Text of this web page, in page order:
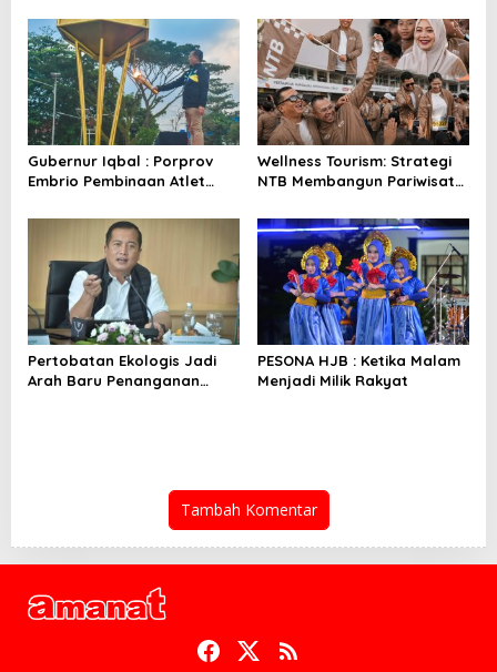
Halaman Bumi Gora
Gubernur Iqbal : Porprov
Embrio Pembinaan Atlet
Wellness Tourism: Strategi
NTB Membangun Pariwisata
Pertobatan Ekologis Jadi
Arah Baru Penanganan
PESONA HJB : Ketika Malam
Menjadi Milik Rakyat
Tambah Komentar